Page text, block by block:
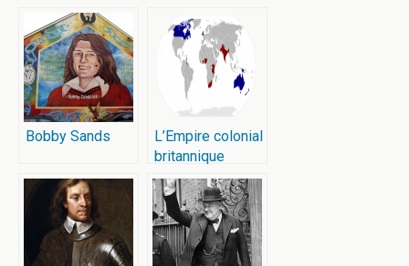
Bobby Sands
L’Empire colonial
britannique